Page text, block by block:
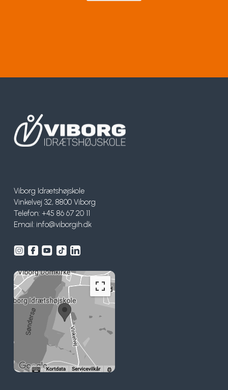
Viborg Idrætshøjskole
Vinkelvej 32, 8800 Viborg
Telefon: +45 86 67 20 11
Email: info@viborgih.dk